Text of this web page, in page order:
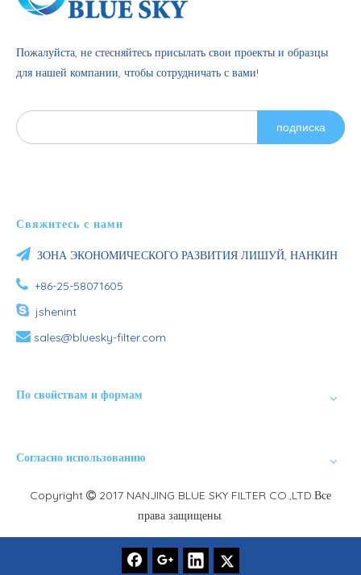
Пожалуйста, не стесняйтесь присылать свои проекты и образцы
для нашей компании, чтобы сотрудничать с вами!
подписка
Свяжитесь с нами
 ЗОНА ЭКОНОМИЧЕСКОГО РАЗВИТИЯ ЛИШУЙ, НАНКИН
 +86-25-58071605
 jshenint
 sales@bluesky-filter.com
По свойствам и формам
Согласно использованию
Copyright  2017 NANJING BLUE SKY FILTER CO.,LTD.Все
права защищены.